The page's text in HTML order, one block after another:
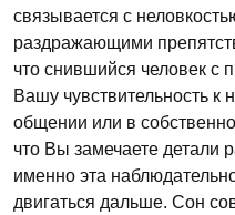
связывается с
раздражающими
что снившийся человек
Вашу чувствительность к
общении или в
что Вы замечаете детали
именно эта
двигаться дальше. Сон